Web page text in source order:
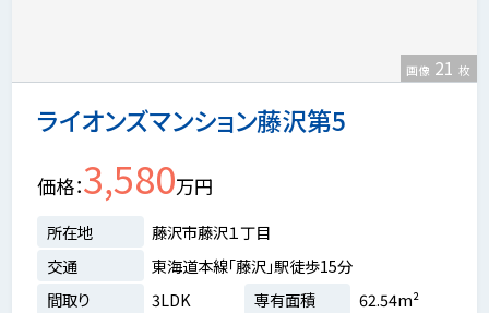
ライオンズマンション藤沢第5
画像 21 枚
価格 3,580万円
所在地
藤沢市藤沢１丁目
交通
東海道本線「藤沢」駅徒歩15分
間取り
3LDK 専有面積
62.54m²